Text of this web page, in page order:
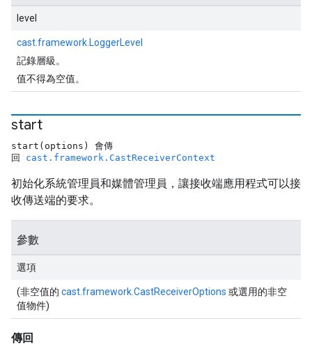
level
cast.framework.LoggerLevel
記錄層級。
值不得為空值。
start
start(options) 會傳
回 cast.framework.CastReceiverContext
初始化系統管理員和媒體管理員，讓接收端應用程式可以接
收傳送端的要求。
參數
選項
(非空值的 cast.framework.CastReceiverOptions 或選用的非空
值物件)
傳回